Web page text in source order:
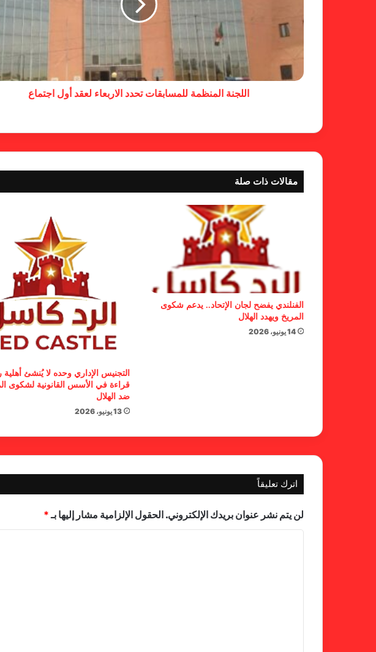
اللجنة المنظمة للمسابقات تحدد الاربعاء لعقد أول اجتماع
مقالات ذات صلة
الفنلندي يفضح لجان الإتحاد.. يدعم شكوى
المريخ ويهدد الهلال
14 يونيو، 2026
التجنيس الإداري وحده لا يُنشئ أهلية
قراءة في الأسس القانونية لشكوى
ضد الهلال
13 يونيو، 2026
اترك تعليقاً
لن يتم نشر عنوان بريدك الإلكتروني. الحقول الإلزامية مشار إليها بـ*